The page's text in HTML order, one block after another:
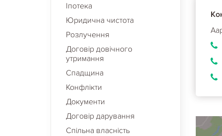
Іпотека
Юридична чистота
Розлучення
Договір довічного
утримання
Спадщина
Конфлікти
Документи
Договір дарування
Спільна власність